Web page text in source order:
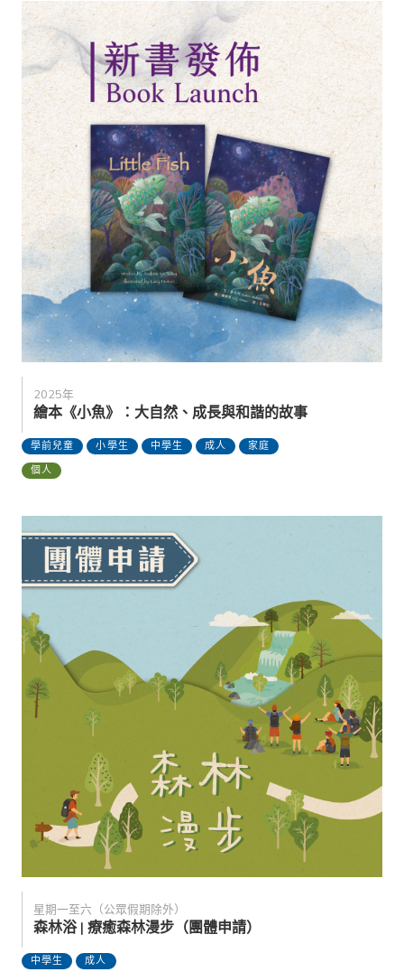
2025年
繪本《小魚》：大自然、成長與和諧的故事
學前兒童 小學生 中學生 成人
家庭
個人
星期一至六（公眾假期除外）
森林浴 | 療癒森林漫步（團體申請）
中學生 成人